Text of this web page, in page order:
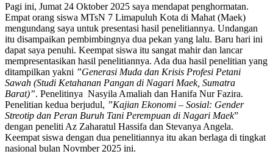
Pagi ini, Jumat 24 Oktober 2025 saya mendapat penghormatan.
Empat orang siswa MTsN 7 Limapuluh Kota di Mahat (Maek)
mengundang saya untuk presentasi hasil penelitiannya. Undangan
itu disampaikan pembimbingnya dua pekan yang lalu. Baru hari ini
dapat saya penuhi. Keempat siswa itu sangat mahir dan lancar
mempresentasikan hasil penelitiannya. Ada dua hasil penelitian yang
ditampilkan yakni ”Generasi Muda dan Krisis Profesi Petani
Sawah (Studi Ketahanan Pangan di Nagari Maek, Sumatra
Barat)”. Penelitinya Nasyila Amaliah dan Hanifa Nur Fazira.
Penelitian kedua berjudul, ”Kajian Ekonomi – Sosial: Gender
Streotip dan Peran Buruh Tani Perempuan di Nagari Maek”
dengan peneliti Az Zaharatul Hassifa dan Stevanya Angela.
Keempat siswa dengan dua penelitiannya itu akan berlaga di tingkat
nasional bulan Novmber 2025 ini.